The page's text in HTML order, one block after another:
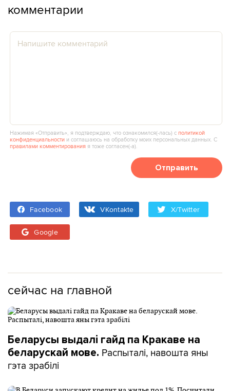
комментарии
Нажимая «Отправить», я подтверждаю, что ознакомился(‑лась) сполитикой
конфиденциальности и соглашаюсь на обработку моих персональных данных. С
правилами комментирования я тоже согласен(‑а).
Отправить
Facebook VKontakte X/Twitter
Google
сейчас на главной
Беларусы выдалі гайд па Кракаве на
беларускай мове. Распыталі, навошта яны
гэта зрабілі